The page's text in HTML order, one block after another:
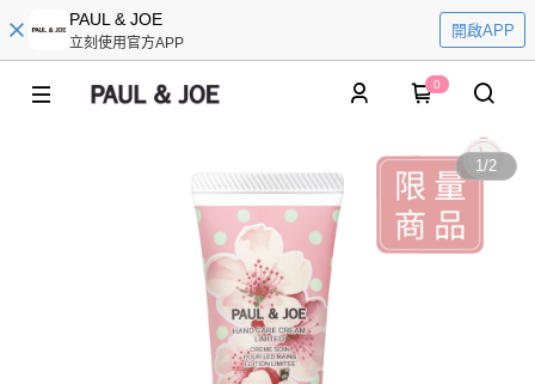
PAUL & JOE
立刻使用官方APP
開啟APP
0
1/2